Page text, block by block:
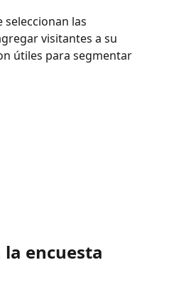
seleccionan las
visitantes a su
útiles para segmentar
encuesta